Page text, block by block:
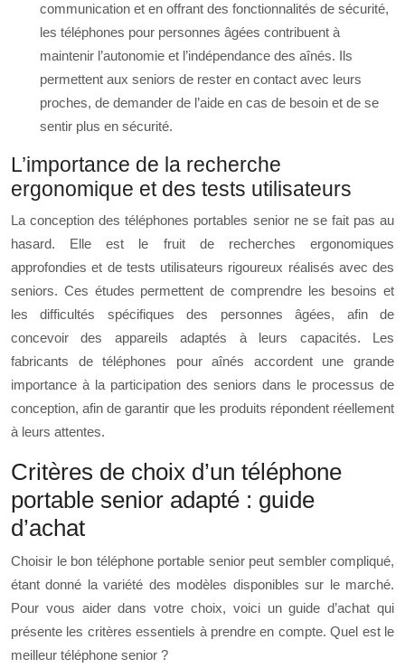
communication et en offrant des fonctionnalités de sécurité,
les téléphones pour personnes âgées contribuent à
maintenir l’autonomie et l’indépendance des aînés. Ils
permettent aux seniors de rester en contact avec leurs
proches, de demander de l’aide en cas de besoin et de se
sentir plus en sécurité.
L’importance de la recherche
ergonomique et des tests utilisateurs
La conception des téléphones portables senior ne se fait pas au
hasard. Elle est le fruit de recherches ergonomiques
approfondies et de tests utilisateurs rigoureux réalisés avec des
seniors. Ces études permettent de comprendre les besoins et
les difficultés spécifiques des personnes âgées, afin de
concevoir des appareils adaptés à leurs capacités. Les
fabricants de téléphones pour aînés accordent une grande
importance à la participation des seniors dans le processus de
conception, afin de garantir que les produits répondent réellement
à leurs attentes.
Critères de choix d’un téléphone
portable senior adapté : guide
d’achat
Choisir le bon téléphone portable senior peut sembler compliqué,
étant donné la variété des modèles disponibles sur le marché.
Pour vous aider dans votre choix, voici un guide d’achat qui
présente les critères essentiels à prendre en compte. Quel est le
meilleur téléphone senior ?